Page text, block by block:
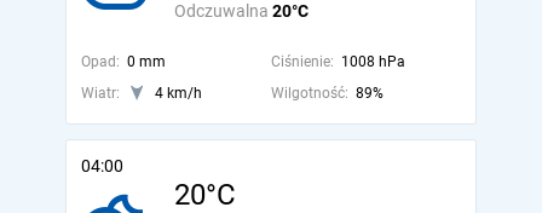
Odczuwalna 20°C
Opad: 0 mm Ciśnienie: 1008 hPa
Wiatr:
4 km/h Wilgotność: 89%
04:00
20°C